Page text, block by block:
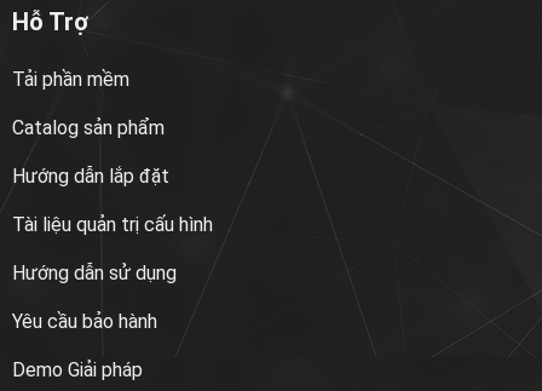
Hỗ Trợ
Tải phần mềm
Catalog sản phẩm
Hướng dẫn lắp đặt
Tài liệu quản trị cấu hình
Hướng dẫn sử dụng
Yêu cầu bảo hành
Demo Giải pháp